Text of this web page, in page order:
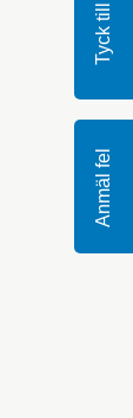
Tyck till
Anmäl fel